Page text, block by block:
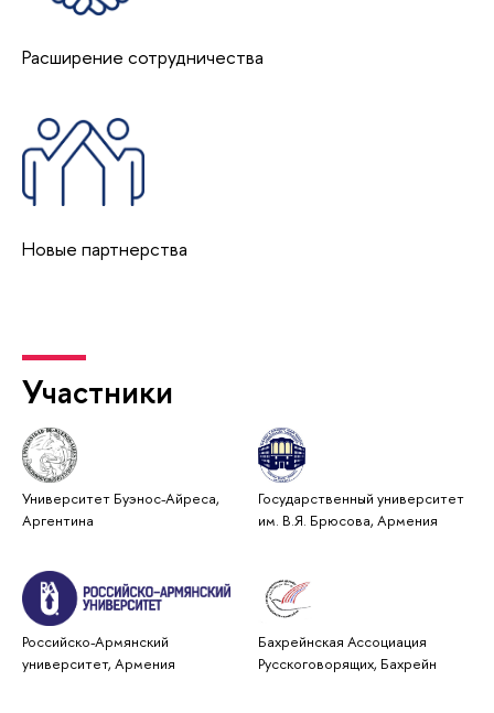
Расширение сотрудничества
Новые партнерства
Участники
Университет Буэнос-Айреса,
Аргентина
Государственный университет
им. В.Я. Брюсова, Армения
Российско-Армянский
университет, Армения
Бахрейнская Ассоциация
Русскоговорящих, Бахрейн